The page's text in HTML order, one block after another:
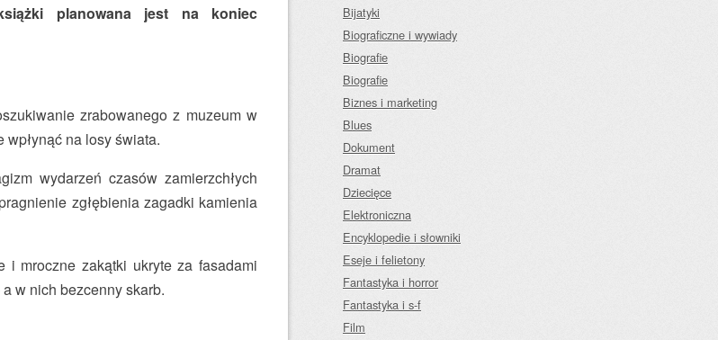
planowana jest na koniec
zrabowanego z muzeum w
na losy świata.
wydarzeń czasów zamierzchłych
zgłębienia zagadki kamienia
i mroczne zakątki ukryte za fasadami
w nich bezcenny skarb.
Bijatyki
Biograficzne i wywiady
Biografie
Biografie
Biznes i marketing
Blues
Dokument
Dramat
Dziecięce
Elektroniczna
Encyklopedie i słowniki
Eseje i felietony
Fantastyka i horror
Fantastyka i s-f
Film